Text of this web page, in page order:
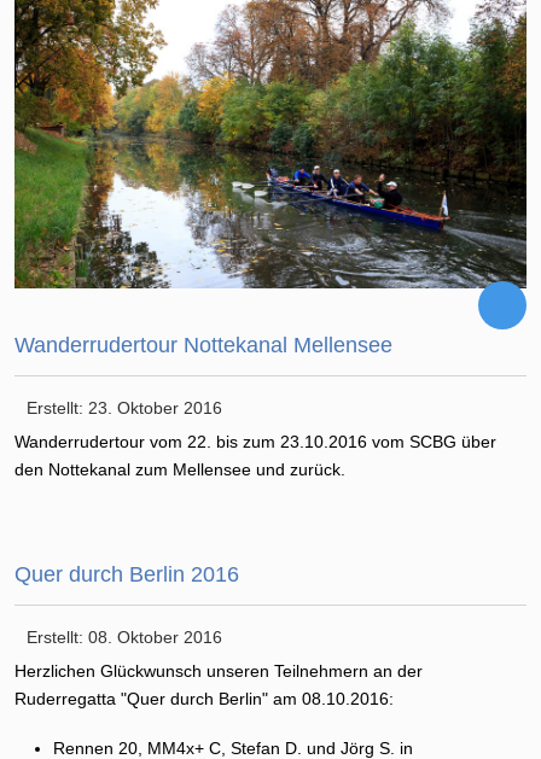
Wanderrudertour Nottekanal Mellensee
Erstellt: 23. Oktober 2016
Wanderrudertour vom 22. bis zum 23.10.2016 vom SCBG über
den Nottekanal zum Mellensee und zurück.
Quer durch Berlin 2016
Erstellt: 08. Oktober 2016
Herzlichen Glückwunsch unseren Teilnehmern an der
Ruderregatta "Quer durch Berlin" am 08.10.2016:
Rennen 20, MM4x+ C, Stefan D. und Jörg S. in